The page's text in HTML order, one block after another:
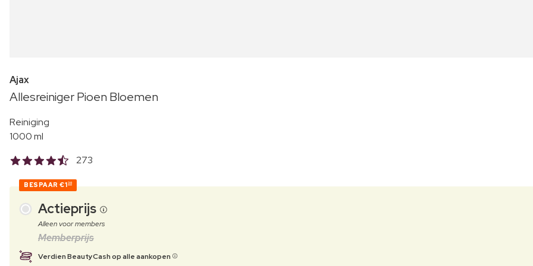
Ajax
Allesreiniger Pioen Bloemen
Reiniging
1000 ml
273
BESPAAR €130
Actieprijs
Alleen voor members
Memberprijs
Verdien BeautyCash op alle aankopen